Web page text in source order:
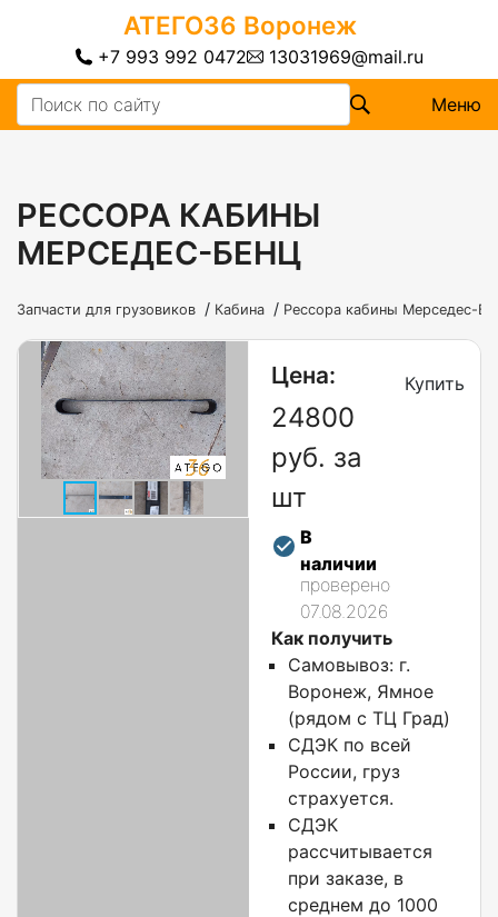
АТЕГО36 Воронеж
+7 993 992 0472 13031969@mail.ru
Меню
РЕССОРА КАБИНЫ
МЕРСЕДЕС-БЕНЦ
Запчасти для грузовиков / Кабина / Рессора кабины Мерседес-
Цена:
24800
руб. за
шт
В
наличии
проверено
07.08.2026
Купить
Как получить
Самовывоз: г.
Воронеж, Ямное
(рядом с ТЦ Град)
СДЭК по всей
России, груз
страхуется.
СДЭК
рассчитывается
при заказе, в
среднем до 1000